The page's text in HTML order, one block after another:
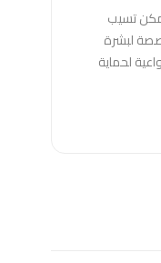
تسيب
لبشرة
لحماية